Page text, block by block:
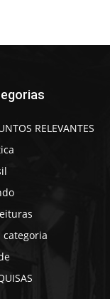
RELEVANTES
categoria